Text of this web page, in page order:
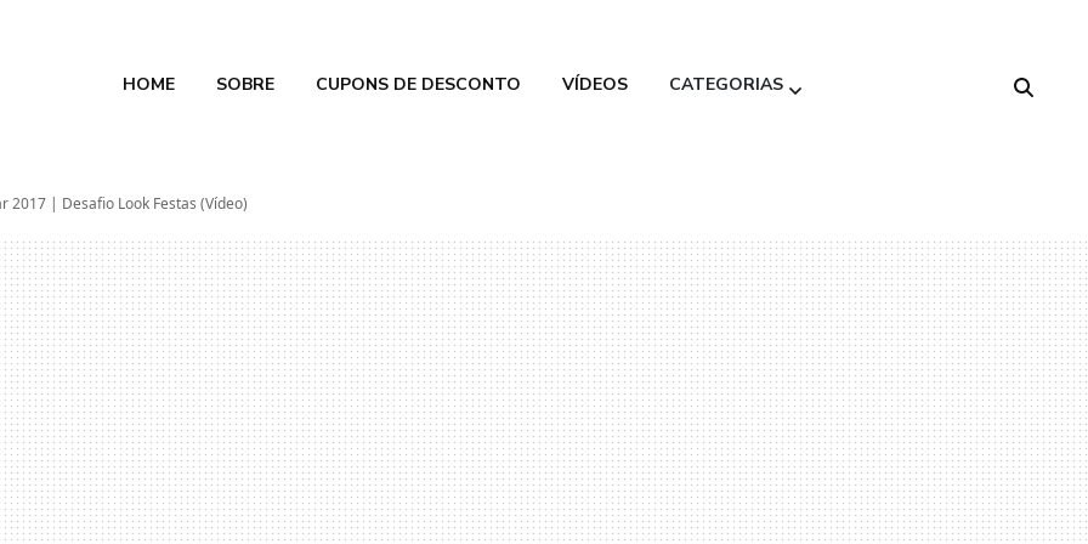
CalmonHOME SOBRE CUPONS DE DESCONTO VÍDEOS CATEGORIAS
Beleza
Decoração
Gastronomia
Moda
Variedades
Viagem
2017 | Desafio Look Festas (Vídeo)